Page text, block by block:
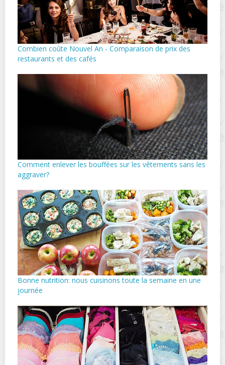
Combien coûte Nouvel An - Comparaison de prix des
restaurants et des cafés
Comment enlever les bouffées sur les vêtements sans les
aggraver?
Bonne nutrition: nous cuisinons toute la semaine en une
journée